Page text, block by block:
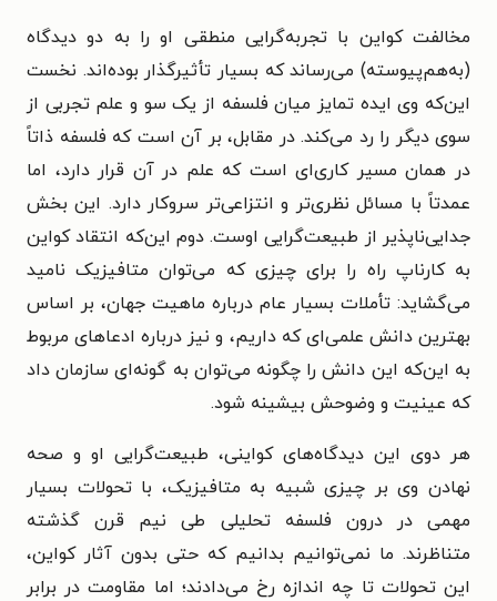
مخالفت کواین با تجربه‌گرایی منطقی او را به دو دیدگاه
(به‌هم‌پیوسته) می‌رساند که بسیار تأثیرگذار بوده‌اند. نخست
این‌که وی ایده تمایز میان فلسفه از یک سو و علم تجربی از
سوی دیگر را رد می‌کند. در مقابل، بر آن است که فلسفه ذاتاً
در همان مسیر کاری‌ای است که علم در آن قرار دارد، اما
عمدتاً با مسائل نظری‌تر و انتزاعی‌تر سروکار دارد. این بخش
جدایی‌ناپذیر از طبیعت‌گرایی اوست. دوم این‌که انتقاد کواین
به کارناپ راه را برای چیزی که می‌توان متافیزیک نامید
می‌گشاید: تأملات بسیار عام درباره ماهیت جهان، بر اساس
بهترین دانش علمی‌ای که داریم، و نیز درباره ادعاهای مربوط
به این‌که این دانش را چگونه می‌توان به گونه‌ای سازمان داد
که عینیت و وضوحش بیشینه شود.
هر دوی این دیدگاه‌های کواینی، طبیعت‌گرایی او و صحه
نهادن وی بر چیزی شبیه به متافیزیک، با تحولات بسیار
مهمی در درون فلسفه تحلیلی طی نیم قرن گذشته
متناظرند. ما نمی‌توانیم بدانیم که حتی بدون آثار کواین،
این تحولات تا چه اندازه رخ می‌دادند؛ اما مقاومت در برابر